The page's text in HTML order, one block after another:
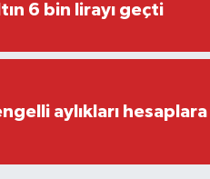
6 bin lirayı geçti
aylıkları hesaplara